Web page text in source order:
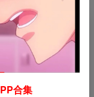
经达到773，如你需
爱站数据
参考，建议大家请
沙发网 | 沙发管
合集